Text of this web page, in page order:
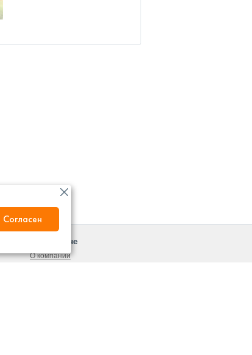
Согласен
О магазине
О компании